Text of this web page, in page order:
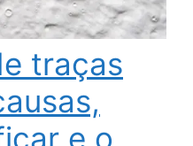
traças
e o